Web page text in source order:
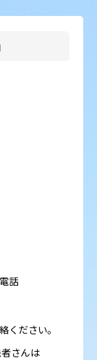
話
ください。
さんは